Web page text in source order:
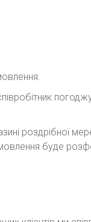
роздрібної
буде